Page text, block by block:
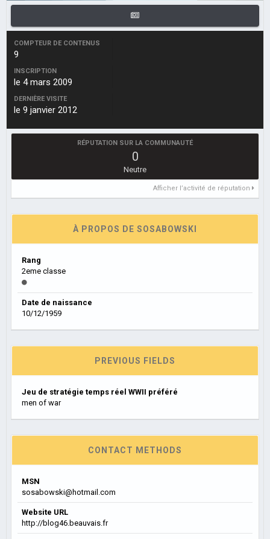
COMPTEUR DE CONTENUS
9
INSCRIPTION
le 4 mars 2009
DERNIÈRE VISITE
le 9 janvier 2012
RÉPUTATION SUR LA COMMUNAUTÉ
0
Neutre
Afficher l’activité de réputation
À PROPOS DE SOSABOWSKI
Rang
2eme classe
Date de naissance
10/12/1959
PREVIOUS FIELDS
Jeu de stratégie temps réel WWII préféré
men of war
CONTACT METHODS
MSN
sosabowski@hotmail.com
Website URL
http://blog46.beauvais.fr